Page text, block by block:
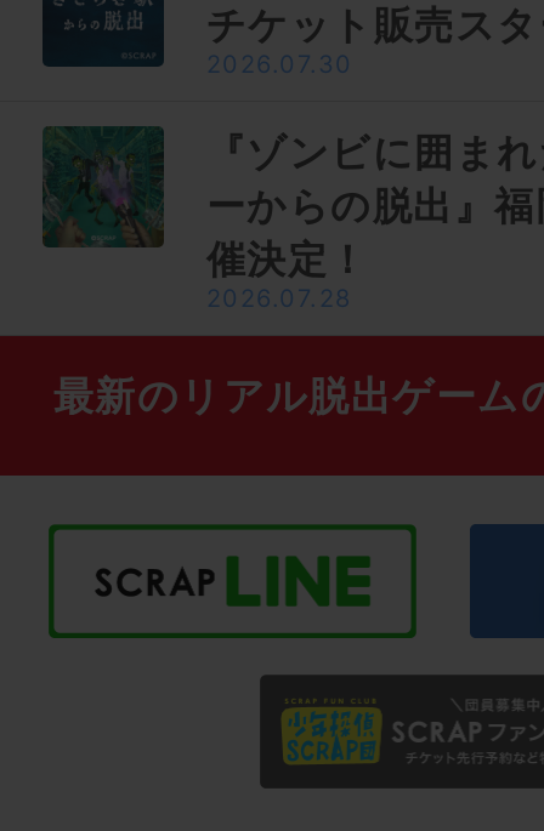
チケット販売ス
2026.07.30
『ゾンビに囲ま
ーからの脱出』
催決定！
2026.07.28
最新のリアル脱出ゲーム